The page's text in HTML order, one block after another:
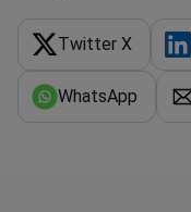
Twitter X
WhatsApp